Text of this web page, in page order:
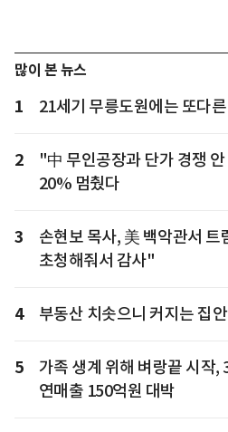
많이 본 뉴스
1 21세기 무릉도원에는 또다
2
"中 무인공장과 단가 경쟁
20% 멈췄다
3
손현보 목사, 美 백악관서
초청해줘서 감사"
4 부동산 치솟으니 커지는 집
5
가족 생계 위해 벼랑끝 시작,
연매출 150억원 대박